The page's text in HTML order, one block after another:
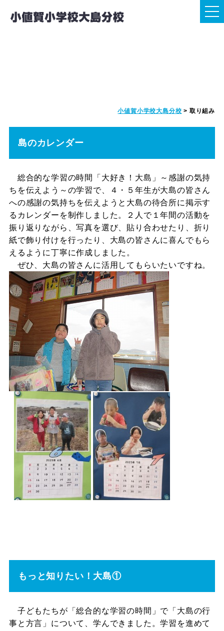
小値賀小学校大島分校 > 取り組み
島のカレンダー
総合的な学習の時間「大好き！大島」～感謝の気持
ちを伝えよう～の学習で、４・５年生が大島の皆さん
への感謝の気持ちを伝えようと大島の待合所に掲示す
るカレンダーを制作しました。２人で１年間の活動を
振り返りながら、写真を選び、貼り合わせたり、折り
紙で飾り付けを行ったり、大島の皆さんに喜んでもら
えるように丁寧に作成しました。
ぜひ、大島の皆さんに活用してもらいたいですね。
もっと知りたい！大島①
子どもたちが「総合的な学習の時間」で「大島の行
事と方言」について、学んできました。学習を進めて